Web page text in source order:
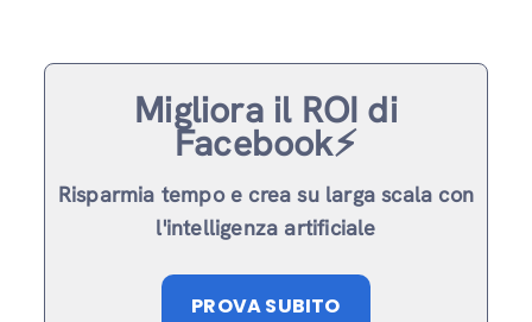
Migliora il ROI di
Facebook⚡️
Risparmia tempo e crea su larga scala con
l'intelligenza artificiale
PROVA SUBITO